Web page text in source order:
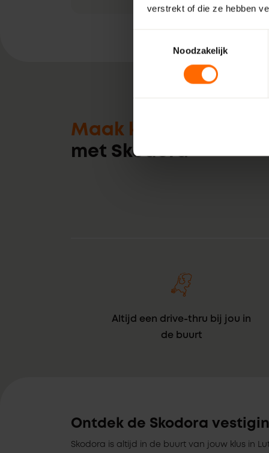
verstrekt of die ze hebben
Noodzakelijk
Maak kennis
met Skodora
Altijd een drive-thru bij jou in
de buurt
Ontdek de Skodora
Skodora is altijd in de buurt van jouw klus in